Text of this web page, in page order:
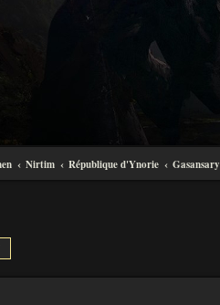
Nirtim République d'Ynorie Gasansary